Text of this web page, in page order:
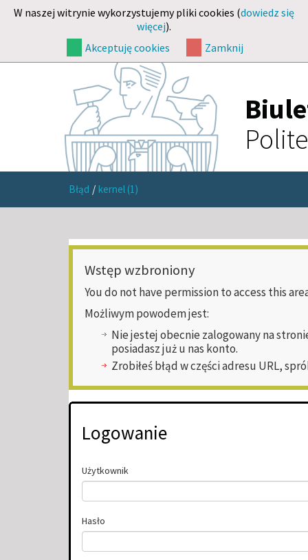
W naszej witrynie wykorzystujemy pliki cookies (dowiedz się
więcej).
Akceptuję cookies
Zamknij
Błąd / kernel (1)
Wstęp wzbroniony
You do not have permission to access this
Możliwym powodem jest:
Nie jestej obecnie zalogowany na
posiadasz już u nas konto.
Zrobiłeś błąd w części adresu URL,
Logowanie
Użytkownik
Hasło